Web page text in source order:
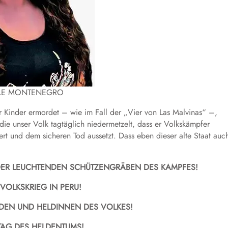
MONTENEGRO
Kinder ermordet – wie im Fall der „Vier von Las Malvinas“ –,
unser Volk tagtäglich niedermetzelt, dass er Volkskämpfer
dem sicheren Tod aussetzt. Dass eben dieser alte Staat
LEUCHTENDEN SCHÜTZENGRÄBEN DES KAMPFES!
IN PERU!
UND HELDINNEN DES VOLKES!